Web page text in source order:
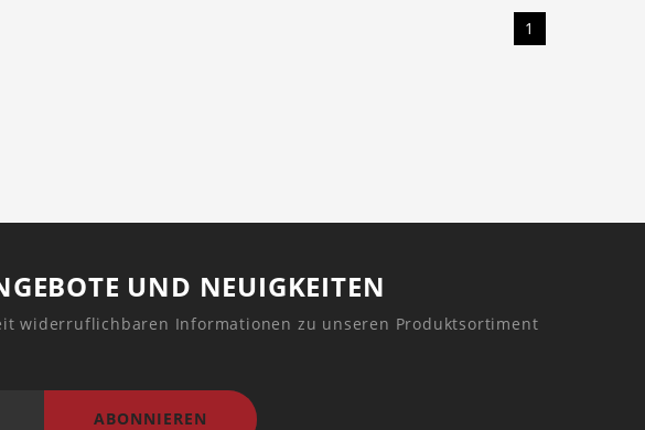
1
UND NEUIGKEITEN
widerruflichbaren Informationen zu unseren Produktsortiment
ABONNIEREN